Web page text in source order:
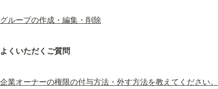
グループの作成・編集・削除
よくいただくご質問